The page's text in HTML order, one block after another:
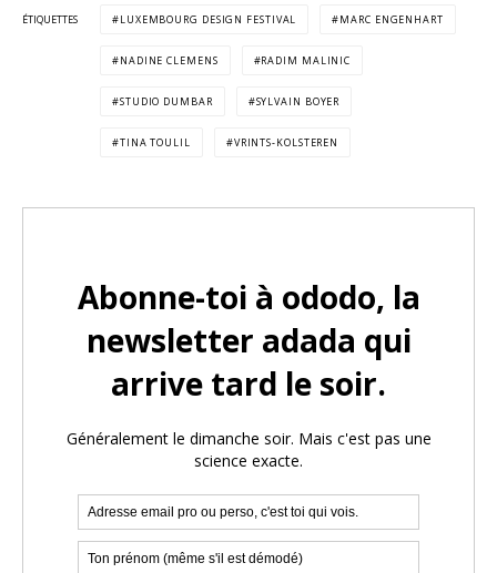
ÉTIQUETTES LUXEMBOURG DESIGN FESTIVAL MARC ENGENHART
NADINE CLEMENS RADIM MALINIC
STUDIO DUMBAR SYLVAIN BOYER
TINA TOULIL VRINTS-KOLSTEREN